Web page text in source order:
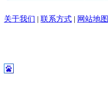
关于我们 | 联系方式 | 网站地图